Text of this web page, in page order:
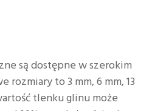
są dostępne w szerokim
rozmiary to 3 mm, 6 mm, 13
tlenku glinu może